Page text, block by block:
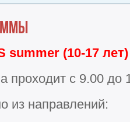
summer (10-17 лет)
проходит с 9.00 до
из направлений: